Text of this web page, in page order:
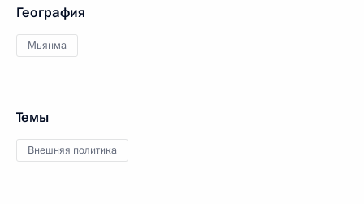
География
Мьянма
Темы
Внешняя политика